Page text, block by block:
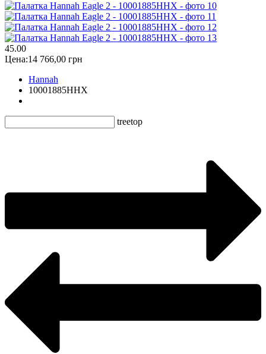
45.00
Цена:14 766,00 грн
Hannah
10001885HHX
treetop